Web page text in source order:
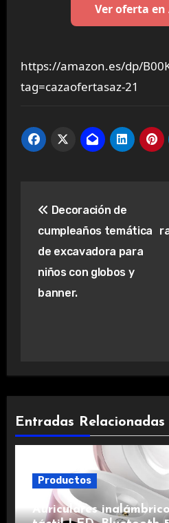
Ver oferta en
https://amazon.es/dp/
tag=cazaofertasaz-21
de
entradas
Decoración de
cumpleaños temática
de excavadora para
niños con globos y
banner.
Entradas Relacionadas
Productos
Auriculares